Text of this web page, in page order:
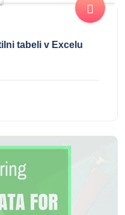
tabeli v Excelu